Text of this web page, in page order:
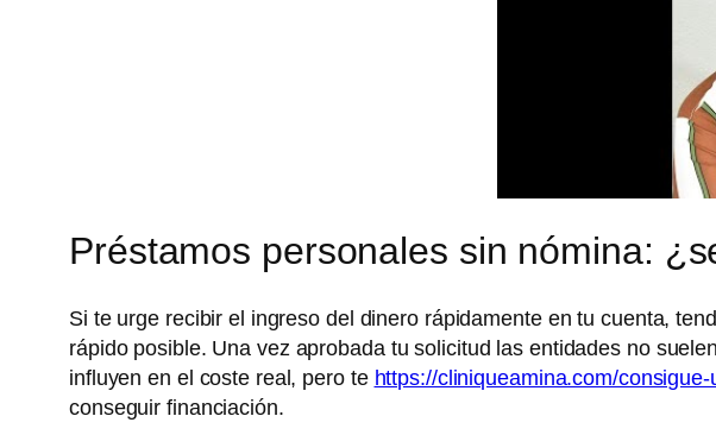
Préstamos personales sin nómina:
Si te urge recibir el ingreso del dinero rápidamente en tu cuenta,
rápido posible. Una vez aprobada tu solicitud las entidades no
influyen en el coste real, pero te https://cliniqueamina.com/
conseguir financiación.